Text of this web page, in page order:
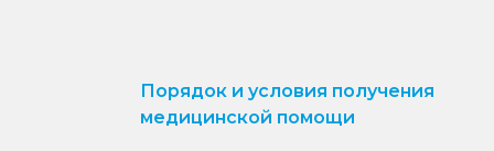
Порядок и условия получения
медицинской помощи